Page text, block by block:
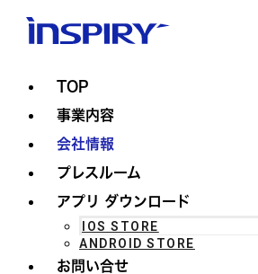
TOP
事業内容
会社情報
プレスルーム
アプリ ダウンロード
IOS STORE
ANDROID STORE
お問い合せ